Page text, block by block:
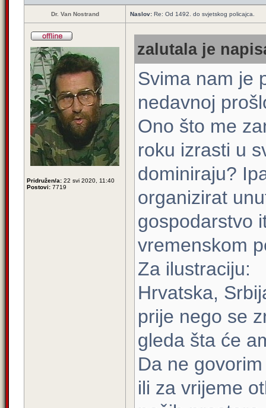
Dr. Van Nostrand Naslov: Re: Od 1492. do svjetskog policajca.
Pridružen/a: 22 svi 2020, 11:40
Postovi: 7719
zalutala je
Svima nam je
nedavnoj
Ono što me
roku izrasti u
dominiraju?
organizirat
gospodarstvo
vremenskom
Za ilustraciju:
Hrvatska,
prije nego se
gleda šta će
Da ne
ili za vrijeme